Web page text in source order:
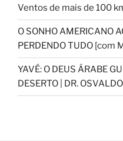
Ventos de mais de 100
O SONHO AMERICANO
PERDENDO TUDO [com
YAVÉ: O DEUS ÁRABE
DESERTO | DR.